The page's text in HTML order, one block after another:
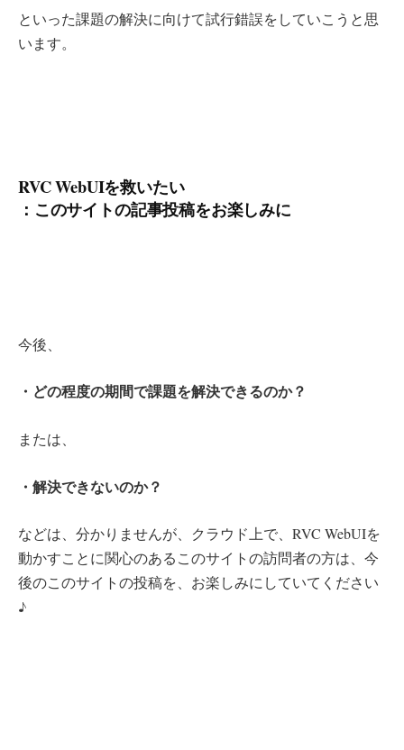
といった課題の解決に向けて試行錯誤をしていこうと思
います。
RVC WebUIを救いたい
：このサイトの記事投稿をお楽しみに
今後、
・どの程度の期間で課題を解決できるのか？
または、
・解決できないのか？
などは、分かりませんが、クラウド上で、RVC WebUIを
動かすことに関心のあるこのサイトの訪問者の方は、今
後のこのサイトの投稿を、お楽しみにしていてください
♪